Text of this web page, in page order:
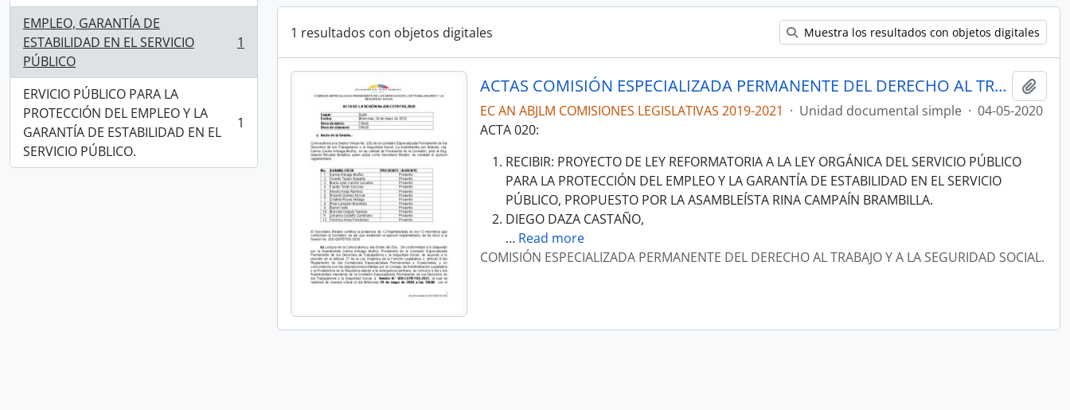
EMPLEO, GARANTÍA DE
ESTABILIDAD EN EL SERVICIO
PÚBLICO
, 1 resultados 1
ERVICIO PÚBLICO PARA LA
PROTECCIÓN DEL EMPLEO Y LA
GARANTÍA DE ESTABILIDAD EN EL
SERVICIO PÚBLICO.
, 1 resultados 1
1 resultados con objetos digitales Muestra los resultados con objetos digitales
ACTAS COMISIÓN ESPECIALIZADA PERMANENTE DEL DERECHO AL TRABAJO Y A LA SEGURIDAD SOCIAL
EC AN ABJLM COMISIONES LEGISLATIVAS 2019-2021 · Unidad documental simple · 04-05-2020
ACTA 020:
RECIBIR: PROYECTO DE LEY REFORMATORIA A LA LEY ORGÁNICA DEL SERVICIO PÚBLICO
PARA LA PROTECCIÓN DEL EMPLEO Y LA GARANTÍA DE ESTABILIDAD EN EL SERVICIO
PÚBLICO, PROPUESTO POR LA ASAMBLEÍSTA RINA CAMPAÍN BRAMBILLA.
DIEGO DAZA CASTAÑO,
… Read more
COMISIÓN ESPECIALIZADA PERMANENTE DEL DERECHO AL TRABAJO Y A LA SEGURIDAD SOCIAL.